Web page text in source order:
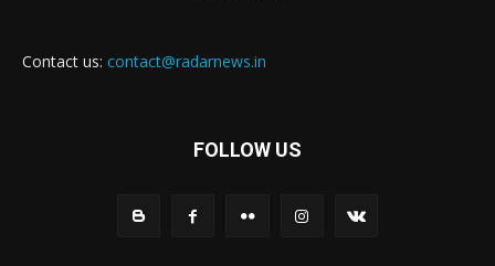
Contact us: contact@radarnews.in
FOLLOW US